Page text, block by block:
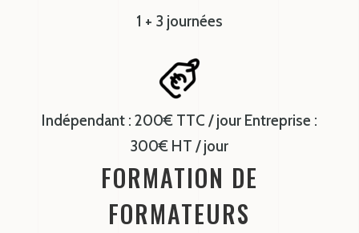
1 + 3 journées
Indépendant : 200€ TTC / jour Entreprise :
300€ HT / jour
FORMATION DE
FORMATEURS